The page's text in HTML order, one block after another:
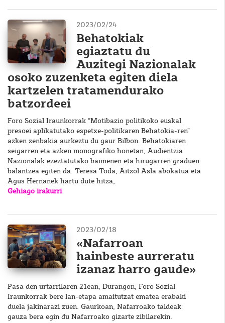
2023/02/24
Behatokiak
egiaztatu du
Auzitegi Nazionalak
osoko zuzenketa egiten diela
kartzelen tratamendurako
batzordeei
Foro Sozial Iraunkorrak “Motibazio politikoko euskal
presoei aplikatutako espetxe-politikaren Behatokia-ren”
azken zenbakia aurkeztu du gaur Bilbon. Behatokiaren
seigarren eta azken monografiko honetan, Audientzia
Nazionalak ezeztatutako baimenen eta hirugarren graduen
balantzea egiten da. Teresa Toda, Aitzol Asla abokatua eta
Agus Hernanek hartu dute hitza,
Gehiago irakurri
2023/02/18
«Nafarroan
hainbeste aurreratu
izanaz harro gaude»
Pasa den urtarrilaren 21ean, Durangon, Foro Sozial
Iraunkorrak bere lan-etapa amaitutzat ematea erabaki
duela jakinarazi zuen. Gaurkoan, Nafarroako taldeak
gauza bera egin du Nafarroako gizarte zibilarekin.